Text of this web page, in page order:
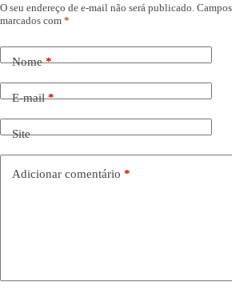
O seu endereço de e-mail não será publicado.
marcados com *
Nome*
E-mail*
Site
Adicionar comentário *